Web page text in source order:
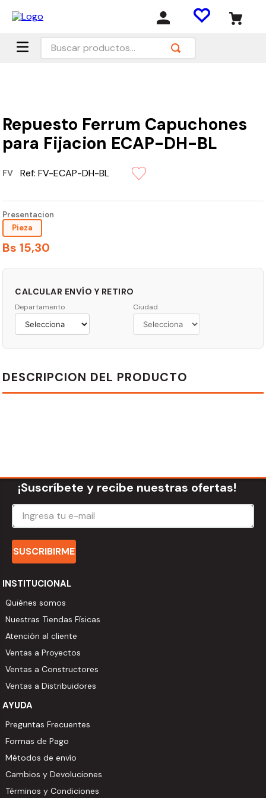
Buscar productos...
Repuesto Ferrum Capuchones
para Fijacion ECAP-DH-BL
FV Ref:FV-ECAP-DH-BL
Presentacion
Pieza
Bs 15,30
CALCULAR ENVÍO Y RETIRO
Departamento Ciudad
DESCRIPCION DEL PRODUCTO
¡Suscríbete y recibe nuestras ofertas!
SUSCRIBIRME
INSTITUCIONAL
Quiénes somos
Nuestras Tiendas Físicas
Atención al cliente
Ventas a Proyectos
Ventas a Constructores
Ventas a Distribuidores
AYUDA
Preguntas Frecuentes
Formas de Pago
Métodos de envío
Cambios y Devoluciones
Términos y Condiciones